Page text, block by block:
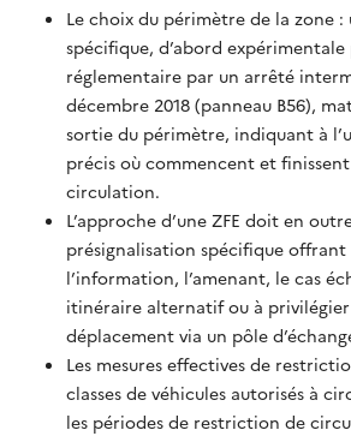
Le choix du périmètre de la zone :
spécifique, d’abord expérimentale
réglementaire par un arrêté
décembre 2018 (panneau B56),
sortie du périmètre, indiquant à
précis où commencent et
circulation.
L’approche d’une ZFE doit en
présignalisation spécifique offrant
l’information, l’amenant, le cas
itinéraire alternatif ou à privilégier
déplacement via un pôle
Les mesures effectives de
classes de véhicules autorisés à
les périodes de restriction de